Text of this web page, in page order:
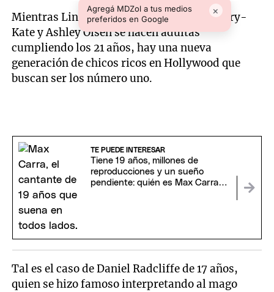
Agregá MDZol a tus medios
preferidos en Google
×
Mientras Lindsay Lohan y las mellizas Mary-
Kate y Ashley Olsen se hacen adultas
cumpliendo los 21 años, hay una nueva
generación de chicos ricos en Hollywood que
buscan ser los número uno.
TE PUEDE INTERESAR
Tiene 19 años, millones de
reproducciones y un sueño
pendiente: quién es Max Carra,
Tal es el caso de Daniel Radcliffe de 17 años,
quien se hizo famoso interpretando al mago